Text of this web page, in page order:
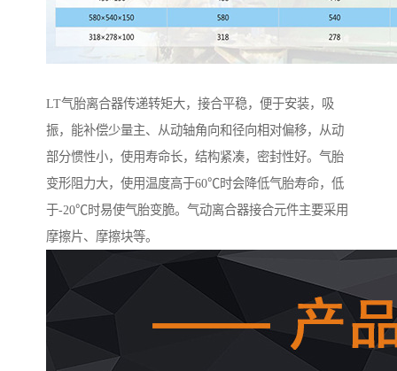
LT气胎离合器传递转矩大，接合平稳，便于安装，吸
振，能补偿少量主、从动轴角向和径向相对偏移，从动
部分惯性小，使用寿命长，结构紧凑，密封性好。气胎
变形阻力大，使用温度高于60℃时会降低气胎寿命，低
于-20℃时易使气胎变脆。气动离合器接合元件主要采用
摩擦片、摩擦块等。